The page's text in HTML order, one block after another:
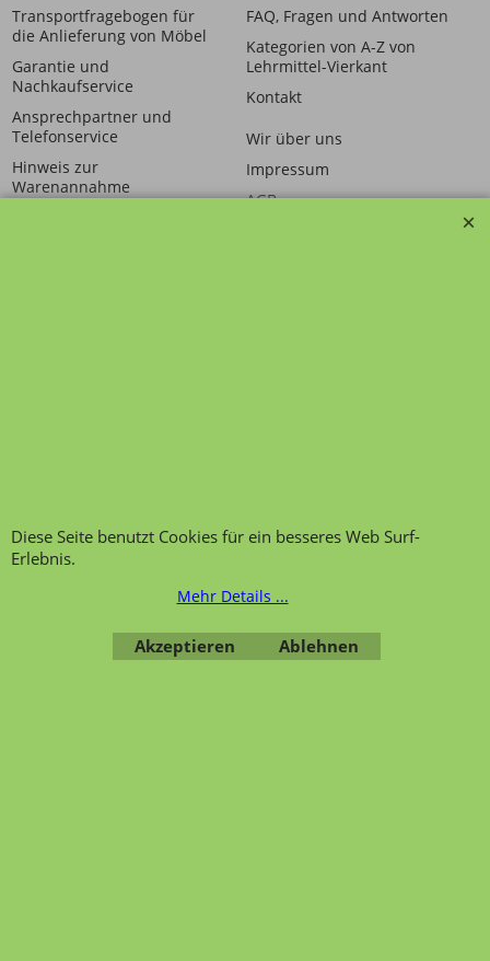
Transportfragebogen für
die Anlieferung von Möbel
Garantie und
Nachkaufservice
Ansprechpartner und
Telefonservice
Hinweis zur
Warenannahme
FAQ, Fragen und Antworten
Kategorien von A-Z von
Lehrmittel-Vierkant
Kontakt
Wir über uns
Impressum
AGB
Diese Seite benutzt Cookies für ein besseres Web Surf-
Erlebnis.
Mehr Details ...
Akzeptieren Ablehnen